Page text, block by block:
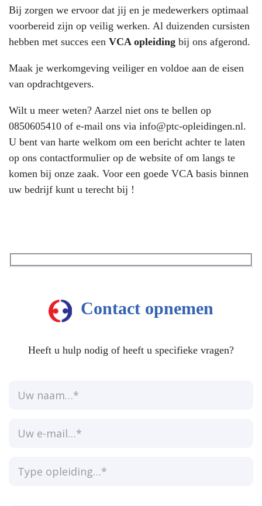
Bij zorgen we ervoor dat jij en je medewerkers optimaal
voorbereid zijn op veilig werken. Al duizenden cursisten
hebben met succes een VCA opleiding bij ons afgerond.
Maak je werkomgeving veiliger en voldoe aan de eisen
van opdrachtgevers.
Wilt u meer weten? Aarzel niet ons te bellen op
0850605410 of e-mail ons via info@ptc-opleidingen.nl.
U bent van harte welkom om een bericht achter te laten
op ons contactformulier op de website of om langs te
komen bij onze zaak. Voor een goede VCA basis binnen
uw bedrijf kunt u terecht bij !
Contact opnemen
Heeft u hulp nodig of heeft u specifieke vragen?